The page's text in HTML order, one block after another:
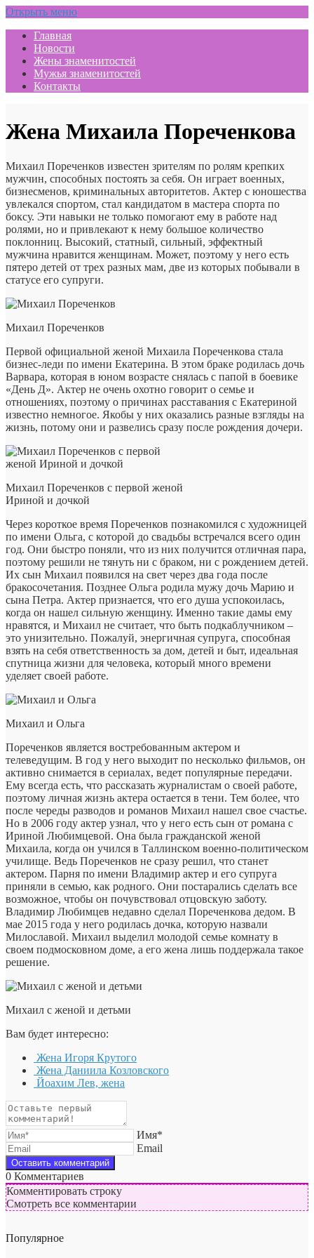
Открыть меню
Главная
Новости
Жены знаменитостей
Мужья знаменитостей
Контакты
Жена Михаила Пореченкова
Михаил Пореченков известен зрителям по ролям крепких
мужчин, способных постоять за себя. Он играет военных,
бизнесменов, криминальных авторитетов. Актер с юношества
увлекался спортом, стал кандидатом в мастера спорта по
боксу. Эти навыки не только помогают ему в работе над
ролями, но и привлекают к нему большое количество
поклонниц. Высокий, статный, сильный, эффектный
мужчина нравится женщинам. Может, поэтому у него есть
пятеро детей от трех разных мам, две из которых побывали в
статусе его супруги.
Михаил Пореченков
Первой официальной женой Михаила Пореченкова стала
бизнес-леди по имени Екатерина. В этом браке родилась дочь
Варвара, которая в юном возрасте снялась с папой в боевике
«День Д». Актер не очень охотно говорит о семье и
отношениях, поэтому о причинах расставания с Екатериной
известно немногое. Якобы у них оказались разные взгляды на
жизнь, потому они и развелись сразу после рождения дочери.
Михаил Пореченков с первой женой
Ириной и дочкой
Через короткое время Пореченков познакомился с художницей
по имени Ольга, с которой до свадьбы встречался всего один
год. Они быстро поняли, что из них получится отличная пара,
поэтому решили не тянуть ни с браком, ни с рождением детей.
Их сын Михаил появился на свет через два года после
бракосочетания. Позднее Ольга родила мужу дочь Марию и
сына Петра. Актер признается, что его душа успокоилась,
когда он нашел сильную женщину. Именно такие дамы ему
нравятся, и Михаил не считает, что быть подкаблучником –
это унизительно. Пожалуй, энергичная супруга, способная
взять на себя ответственность за дом, детей и быт, идеальная
спутница жизни для человека, который много времени
уделяет своей работе.
Михаил и Ольга
Пореченков является востребованным актером и
телеведущим. В год у него выходит по несколько фильмов, он
активно снимается в сериалах, ведет популярные передачи.
Ему всегда есть, что рассказать журналистам о своей работе,
поэтому личная жизнь актера остается в тени. Тем более, что
после череды разводов и романов Михаил нашел свое счастье.
Но в 2006 году актер узнал, что у него есть сын от романа с
Ириной Любимцевой. Она была гражданской женой
Михаила, когда он учился в Таллинском военно-политическом
училище. Ведь Пореченков не сразу решил, что станет
актером. Парня по имени Владимир актер и его супруга
приняли в семью, как родного. Они постарались сделать все
возможное, чтобы он почувствовал отцовскую заботу.
Владимир Любимцев недавно сделал Пореченкова дедом. В
мае 2015 года у него родилась дочка, которую назвали
Милославой. Михаил выделил молодой семье комнату в
своем подмосковном доме, а его жена лишь поддержала такое
решение.
Михаил с женой и детьми
Вам будет интересно:
Жена Игоря Крутого
Жена Даниила Козловского
Йоахим Лев, жена
Имя*
Email
0 Комментариев
Комментировать строку
Смотреть все комментарии
Популярное